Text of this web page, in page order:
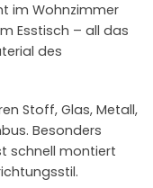
im Wohnzimmer
Esstisch – all das
des
Stoff, Glas, Metall,
Besonders
schnell montiert